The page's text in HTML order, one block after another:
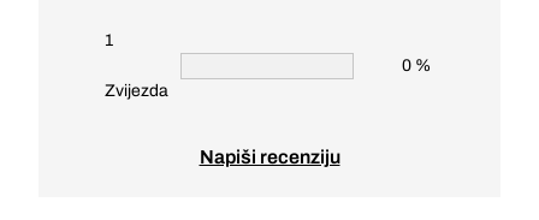
1
Zvijezda
0 %
Napiši recenziju